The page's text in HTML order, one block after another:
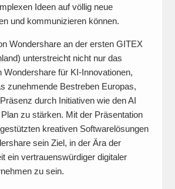
Ideen auf völlig neue
und kommunizieren können.
Wondershare an der ersten GITEX
unterstreicht nicht nur das
Wondershare für KI-Innovationen,
zunehmende Bestreben Europas,
durch Initiativen wie den AI
zu stärken. Mit der Präsentation
kreativen Softwarelösungen
sein Ziel, in der Ära der
ein vertrauenswürdiger digitaler
zu sein.